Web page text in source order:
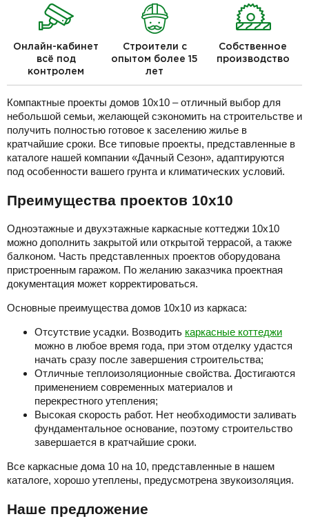
Онлайн-кабинет
всё под
контролем
Строители с
опытом более 15
лет
Собственное
производство
Компактные проекты домов 10х10 – отличный выбор для
небольшой семьи, желающей сэкономить на строительстве и
получить полностью готовое к заселению жилье в
кратчайшие сроки. Все типовые проекты, представленные в
каталоге нашей компании «Дачный Сезон», адаптируются
под особенности вашего грунта и климатических условий.
Преимущества проектов 10х10
Одноэтажные и двухэтажные каркасные коттеджи 10х10
можно дополнить закрытой или открытой террасой, а также
балконом. Часть представленных проектов оборудована
пристроенным гаражом. По желанию заказчика проектная
документация может корректироваться.
Основные преимущества домов 10х10 из каркаса:
Отсутствие усадки. Возводить каркасные коттеджи
можно в любое время года, при этом отделку удастся
начать сразу после завершения строительства;
Отличные теплоизоляционные свойства. Достигаются
применением современных материалов и
перекрестного утепления;
Высокая скорость работ. Нет необходимости заливать
фундаментальное основание, поэтому строительство
завершается в кратчайшие сроки.
Все каркасные дома 10 на 10, представленные в нашем
каталоге, хорошо утеплены, предусмотрена звукоизоляция.
Наше предложение